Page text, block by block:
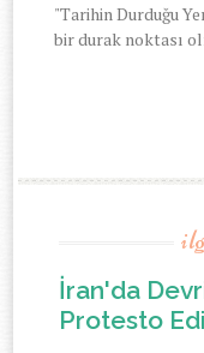
"Tarihin Durduğu
bir durak noktası
İran'da
Protesto